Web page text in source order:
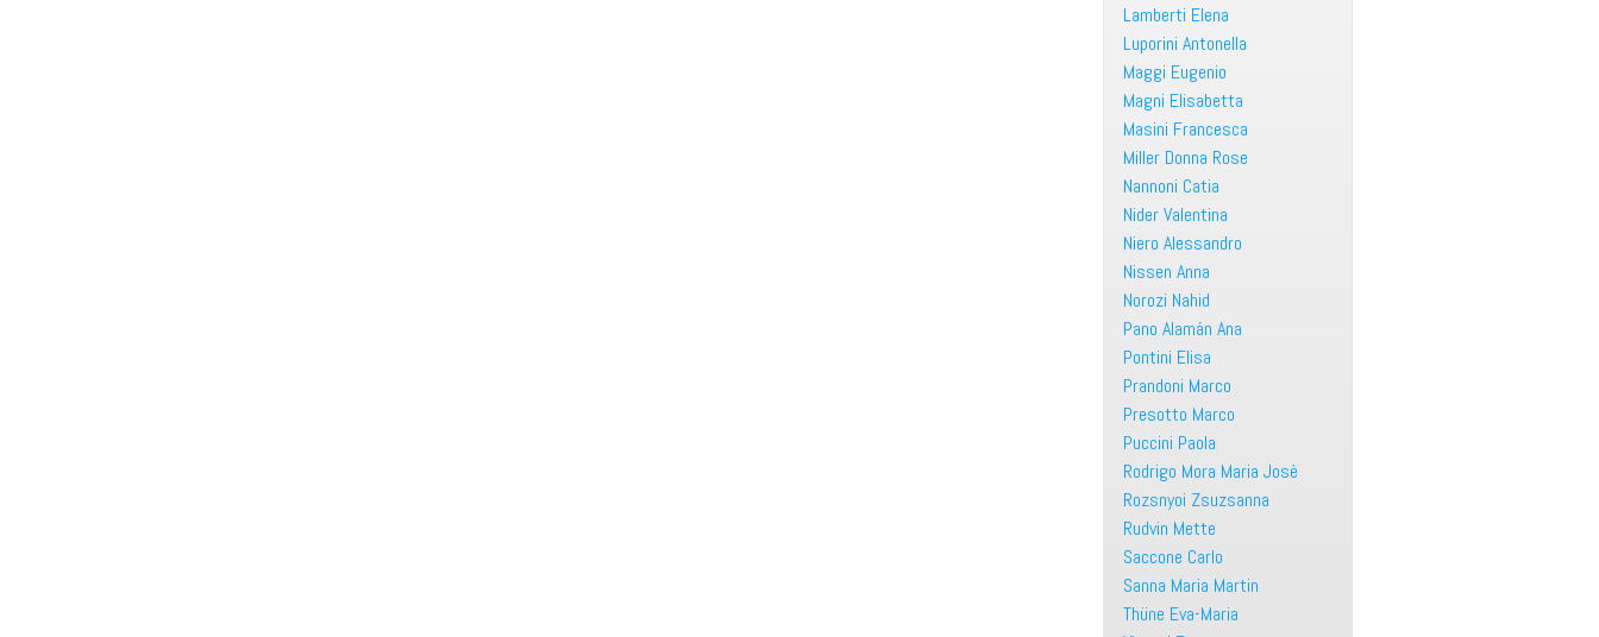
Lamberti Elena
Luporini Antonella
Maggi Eugenio
Magni Elisabetta
Masini Francesca
Miller Donna Rose
Nannoni Catia
Nider Valentina
Niero Alessandro
Nissen Anna
Norozi Nahid
Pano Alamán Ana
Pontini Elisa
Prandoni Marco
Presotto Marco
Puccini Paola
Rodrigo Mora Maria Josè
Rozsnyoi Zsuzsanna
Rudvin Mette
Saccone Carlo
Sanna Maria Martin
Thüne Eva-Maria